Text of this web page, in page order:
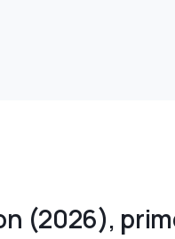
(2026),